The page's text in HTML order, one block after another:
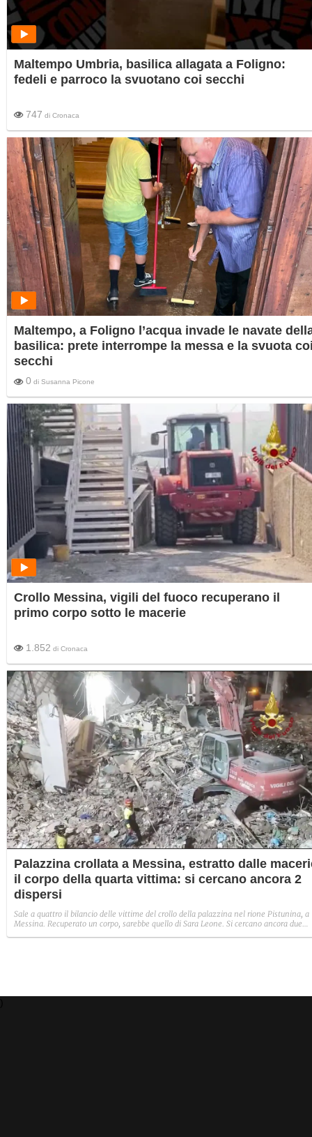
Maltempo Umbria, basilica allagata a Foligno:
fedeli e parroco la svuotano coi secchi
747 di Cronaca
Maltempo, a Foligno l’acqua invade le navate
basilica: prete interrompe la messa e la svuota
secchi
0 di Susanna Picone
Crollo Messina, vigili del fuoco recuperano il
primo corpo sotto le macerie
1.852 di Cronaca
Palazzina crollata a Messina, estratto dalle
il corpo della quarta vittima: si cercano ancora 2
dispersi
Sale a quattro il bilancio delle vittime del crollo della palazzina nel rione Pistunina, a
Messina. Recuperato un corpo, sarebbe quello di Sara Leone. Si cercano ancora due